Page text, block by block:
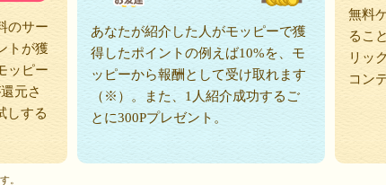
のサー
トが獲
ッピー
元さ
しする
あなたが紹介した人がモッピーで獲
得したポイントの例えば10%を、モ
ッピーから報酬として受け取れます
（※）。また、1人紹介成功するご
とに300Pプレゼント。
無料
るこ
リッ
コン
。